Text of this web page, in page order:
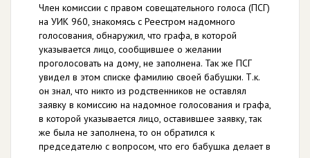
Член комиссии с правом совещательного голоса (ПСГ)
на УИК 960, знакомясь с Реестром надомного
голосования, обнаружил, что графа, в которой
указывается лицо, сообщившее о желании
проголосовать на дому, не заполнена. Так же ПСГ
увидел в этом списке фамилию своей бабушки. Т.к.
он знал, что никто из родственников не оставлял
заявку в комиссию на надомное голосования и графа,
в которой указывается лицо, оставившее заявку, так
же была не заполнена, то он обратился к
председателю с вопросом, что его бабушка делает в